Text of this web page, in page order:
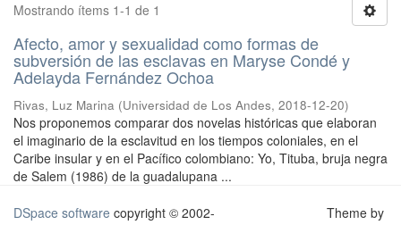
Mostrando ítems 1-1 de 1
Afecto, amor y sexualidad como formas de
subversión de las esclavas en Maryse Condé y
Adelayda Fernández Ochoa
Rivas, Luz Marina (Universidad de Los Andes, 2018-12-20)
Nos proponemos comparar dos novelas históricas que elaboran
el imaginario de la esclavitud en los tiempos coloniales, en el
Caribe insular y en el Pacífico colombiano: Yo, Tituba, bruja negra
de Salem (1986) de la guadalupana ...
DSpace software copyright © 2002-
Theme by